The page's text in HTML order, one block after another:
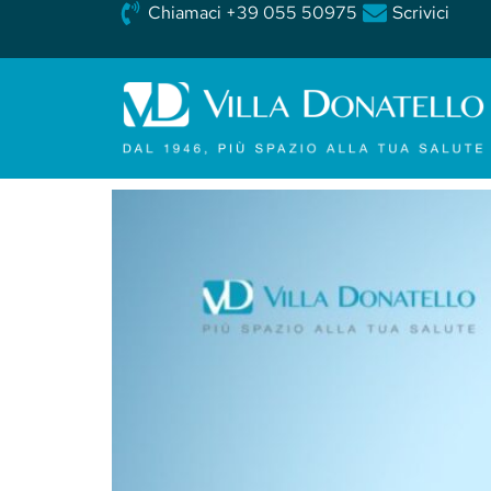
Chiamaci +39 055 50975 Scrivici